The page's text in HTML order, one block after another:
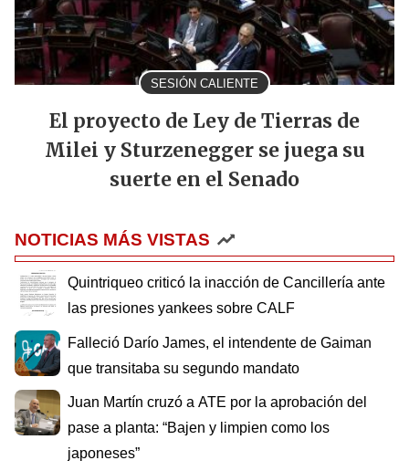
SESIÓN CALIENTE
El proyecto de Ley de Tierras de
Milei y Sturzenegger se juega su
suerte en el Senado
NOTICIAS MÁS VISTAS
Quintriqueo criticó la inacción de Cancillería ante
las presiones yankees sobre CALF
Falleció Darío James, el intendente de Gaiman
que transitaba su segundo mandato
Juan Martín cruzó a ATE por la aprobación del
pase a planta: “Bajen y limpien como los
japoneses”